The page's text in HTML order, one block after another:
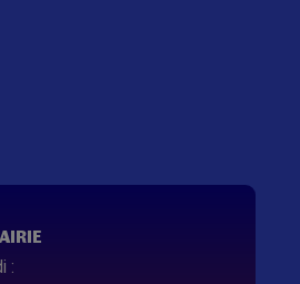
: